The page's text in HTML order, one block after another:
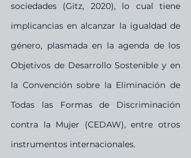
sociedades (Gitz, 2020), lo cual tiene
implicancias en alcanzar la igualdad de
género, plasmada en la agenda de los
Objetivos de Desarrollo Sostenible y en
la Convención sobre la Eliminación de
Todas las Formas de Discriminación
contra la Mujer (CEDAW), entre otros
instrumentos internacionales.